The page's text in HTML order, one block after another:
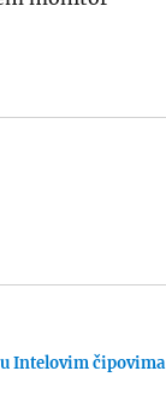
Intelovim